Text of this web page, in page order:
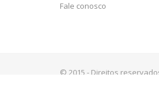
Fale conosco
© 2015 - Direitos